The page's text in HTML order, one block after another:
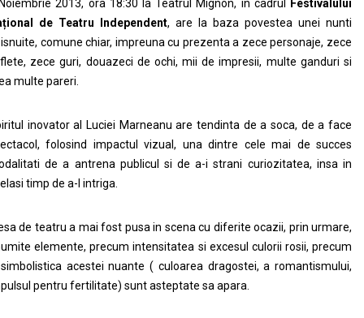
2013, ora 18:30 la Teatrul Mignon, in cadrul
Festivalului
de Teatru Independent, are la baza povestea unei nunti
comune chiar, impreuna cu prezenta a zece personaje, zece
zece guri, douazeci de ochi, mii de impresii, multe ganduri si
multe pareri.
inovator al Luciei Marneanu are tendinta de a soca, de a face
folosind impactul vizual, una dintre cele mai de succes
de a antrena publicul si de a-i strani curiozitatea, insa in
timp de a-l intriga.
de teatru a mai fost pusa in scena cu diferite ocazii, prin urmare,
elemente, precum intensitatea si excesul culorii rosii, precum
acestei nuante ( culoarea dragostei, a romantismului,
pentru fertilitate) sunt asteptate sa apara.